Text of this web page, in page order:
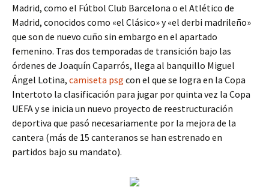
Madrid, como el Fútbol Club Barcelona o el Atlético de
Madrid, conocidos como «el Clásico» y «el derbi madrileño»
que son de nuevo cuño sin embargo en el apartado
femenino. Tras dos temporadas de transición bajo las
órdenes de Joaquín Caparrós, llega al banquillo Miguel
Ángel Lotina, camiseta psg con el que se logra en la Copa
Intertoto la clasificación para jugar por quinta vez la Copa
UEFA y se inicia un nuevo proyecto de reestructuración
deportiva que pasó necesariamente por la mejora de la
cantera (más de 15 canteranos se han estrenado en
partidos bajo su mandato).